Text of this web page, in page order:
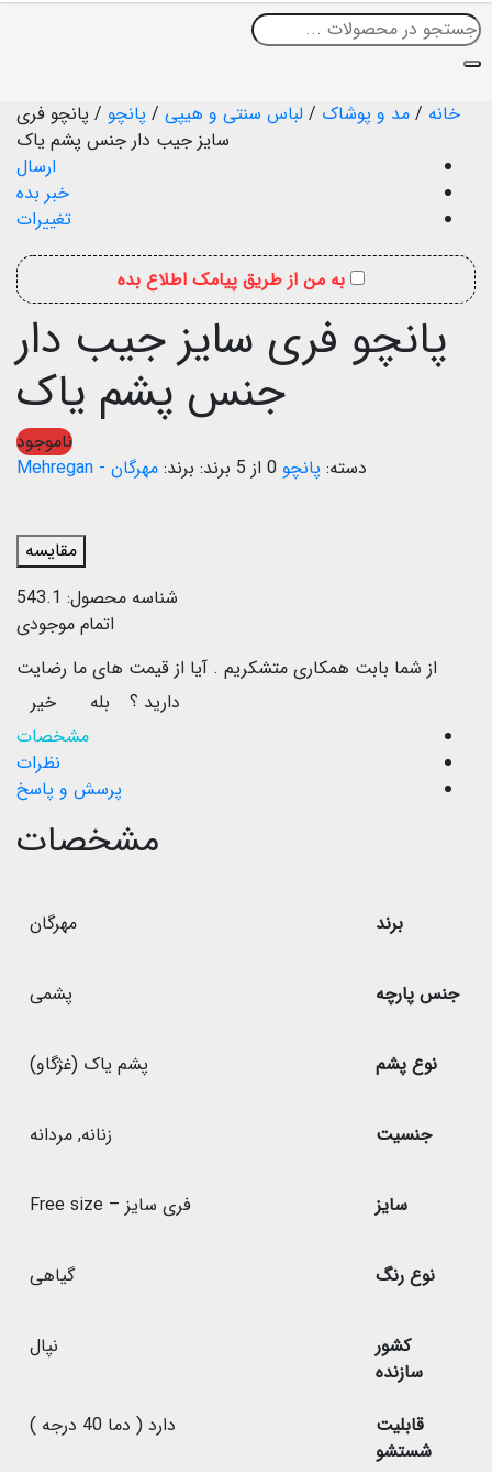
خانه / مد و پوشاک / لباس سنتی و هیپی / پانچو / پانچو فری
سایز جیب دار جنس پشم یاک
ارسال
خبر بده
تغییرات
به من از طریق پیامک اطلاع بده
پانچو فری سایز جیب دار
جنس پشم یاک
ناموجود
دسته: پانچو 0 از 5 برند: مهرگان - Mehregan
مقایسه
شناسه محصول: 543.1
اتمام موجودی
از شما بابت همکاری متشکریم . آیا از قیمت های ما رضایت
دارید ؟
بله
خیر
مشخصات
نظرات
پرسش و پاسخ
مشخصات
برند مهرگان
جنس پارچه پشمی
نوع پشم پشم یاک (غژگاو)
جنسیت زنانه, مردانه
سایز فری سایز – Free size
نوع رنگ گیاهی
کشور
سازنده
نپال
قابلیت
شستشو
دارد ( دما 40 درجه )